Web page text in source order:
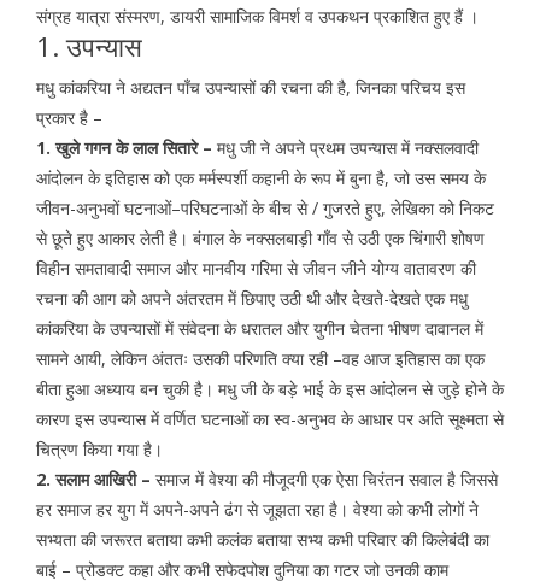
संग्रह यात्रा संस्मरण, डायरी सामाजिक विमर्श व उपकथन प्रकाशित हुए हैं ।
1. उपन्यास
मधु कांकरिया ने अद्यतन पाँच उपन्यासों की रचना की है, जिनका परिचय इस
प्रकार है –
1. खुले गगन के लाल सितारे – मधु जी ने अपने प्रथम उपन्यास में नक्सलवादी
आंदोलन के इतिहास को एक मर्मस्पर्शी कहानी के रूप में बुना है, जो उस समय के
जीवन-अनुभवों घटनाओं–परिघटनाओं के बीच से / गुजरते हुए, लेखिका को निकट
से छूते हुए आकार लेती है। बंगाल के नक्सलबाड़ी गाँव से उठी एक चिंगारी शोषण
विहीन समतावादी समाज और मानवीय गरिमा से जीवन जीने योग्य वातावरण की
रचना की आग को अपने अंतरतम में छिपाए उठी थी और देखते-देखते एक मधु
कांकरिया के उपन्यासों में संवेदना के धरातल और युगीन चेतना भीषण दावानल में
सामने आयी, लेकिन अंततः उसकी परिणति क्या रही –वह आज इतिहास का एक
बीता हुआ अध्याय बन चुकी है। मधु जी के बड़े भाई के इस आंदोलन से जुड़े होने के
कारण इस उपन्यास में वर्णित घटनाओं का स्व-अनुभव के आधार पर अति सूक्ष्मता से
चित्रण किया गया है।
2. सलाम आखिरी – समाज में वेश्या की मौजूदगी एक ऐसा चिरंतन सवाल है जिससे
हर समाज हर युग में अपने-अपने ढंग से जूझता रहा है। वेश्या को कभी लोगों ने
सभ्यता की जरूरत बताया कभी कलंक बताया सभ्य कभी परिवार की किलेबंदी का
बाई – प्रोडक्ट कहा और कभी सफेदपोश दुनिया का गटर जो उनकी काम